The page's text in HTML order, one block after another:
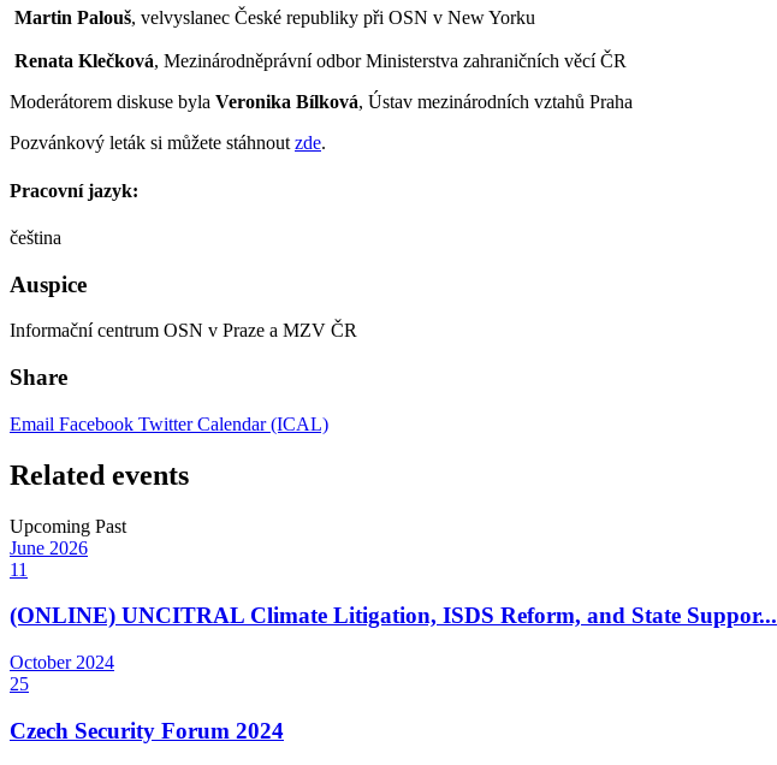
Martin Palouš, velvyslanec České republiky při OSN v New Yorku
Renata Klečková, Mezinárodněprávní odbor Ministerstva zahraničních věcí ČR
Moderátorem diskuse byla Veronika Bílková, Ústav mezinárodních vztahů Praha
Pozvánkový leták si můžete stáhnout zde.
Pracovní jazyk:
čeština
Auspice
Informační centrum OSN v Praze a MZV ČR
Share
Email Facebook TwitterCalendar (ICAL)
Related events
Upcoming Past
June 2026
11
(ONLINE) UNCITRAL Climate Litigation, ISDS Reform, and State Suppor...
October 2024
25
Czech Security Forum 2024